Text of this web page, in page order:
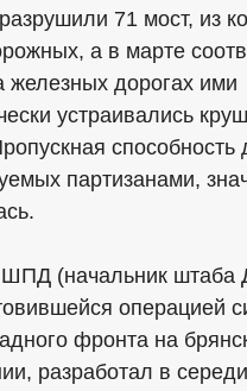
71 мост, из
а в марте
железных дорогах ими
устраивались
способность
партизанами,
(начальник штаба
операцией
фронта на
разработал в